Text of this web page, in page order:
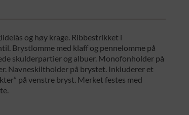
og høy krage. Ribbestrikket i
Brystlomme med klaff og pennelomme på
skulderpartier og albuer. Monofonholder på
Navneskiltholder på brystet. Inkluderer et
på venstre bryst. Merket festes med